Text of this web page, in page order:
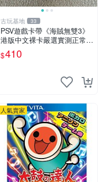
古玩基地 33
PSV遊戲卡帶《海賊無雙3》
港版中文裸卡嚴選實測正常
索尼PSV專用 港版直營 psv
海賊無雙 港版
$410
人氣賣家